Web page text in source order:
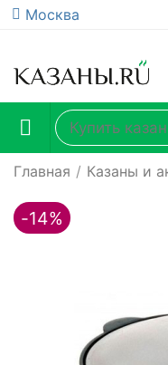
Москва
Главная / Казаны и